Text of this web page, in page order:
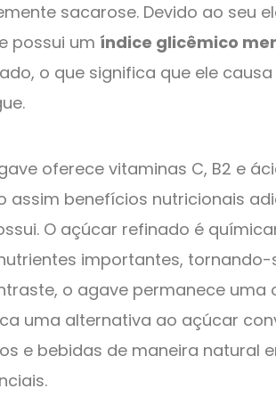
sacarose. Devido ao seu
possui um índice glicêmico
o que significa que ele
oferece vitaminas C, B2 e
assim benefícios nutricionais
O açúcar refinado é
importantes,
o agave permanece uma
uma alternativa ao açúcar
e bebidas de maneira natural